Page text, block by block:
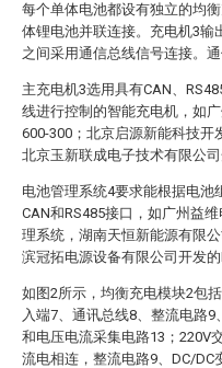
每个单体电池都设有独立的均
体锂电池并联连接。充电机3输
之间采用通信总线信号连接。通
主充电机3选用具有CAN、
线进行控制的智能充电机，如
600-300；北京启源新能科技开
北京玉新联成电子技术有限公
电池管理系统4要求能根据电池
CAN和RS485接口，如广州益
理系统，湖南天恒新能源有限
滨冠拓电源设备有限公司开发
如图2所示，均衡充电模块2包
入端7、通讯总线8、整流电路
和电压电流采集电路13；220V
流电相连，整流电路9、DC/